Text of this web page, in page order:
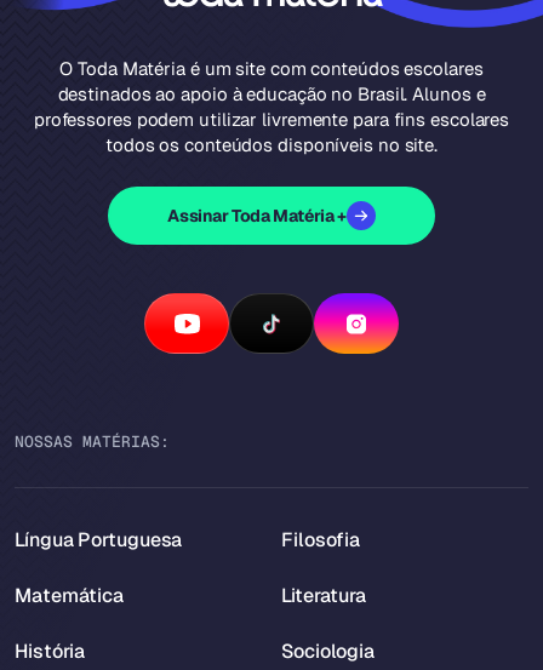
O Toda Matéria é um site com conteúdos escolares
destinados ao apoio à educação no Brasil. Alunos e
professores podem utilizar livremente para fins escolares
todos os conteúdos disponíveis no site.
Assinar Toda Matéria +
NOSSAS MATÉRIAS:
Língua Portuguesa
Matemática
História
Filosofia
Literatura
Sociologia